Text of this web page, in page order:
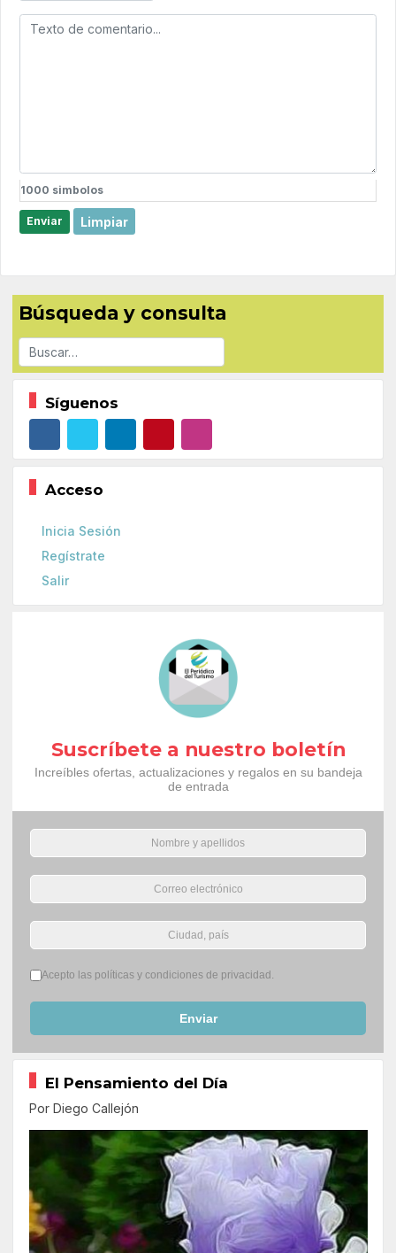
1000 simbolos
Enviar Limpiar
Búsqueda y consulta
Buscar
Síguenos
Acceso
Inicia Sesión
Regístrate
Salir
Suscríbete a nuestro boletín
Increíbles ofertas, actualizaciones y regalos en su bandeja
de entrada
Términos del servicio*
Acepto las políticas y condiciones de privacidad.
Enviar
El Pensamiento del Día
Por Diego Callejón